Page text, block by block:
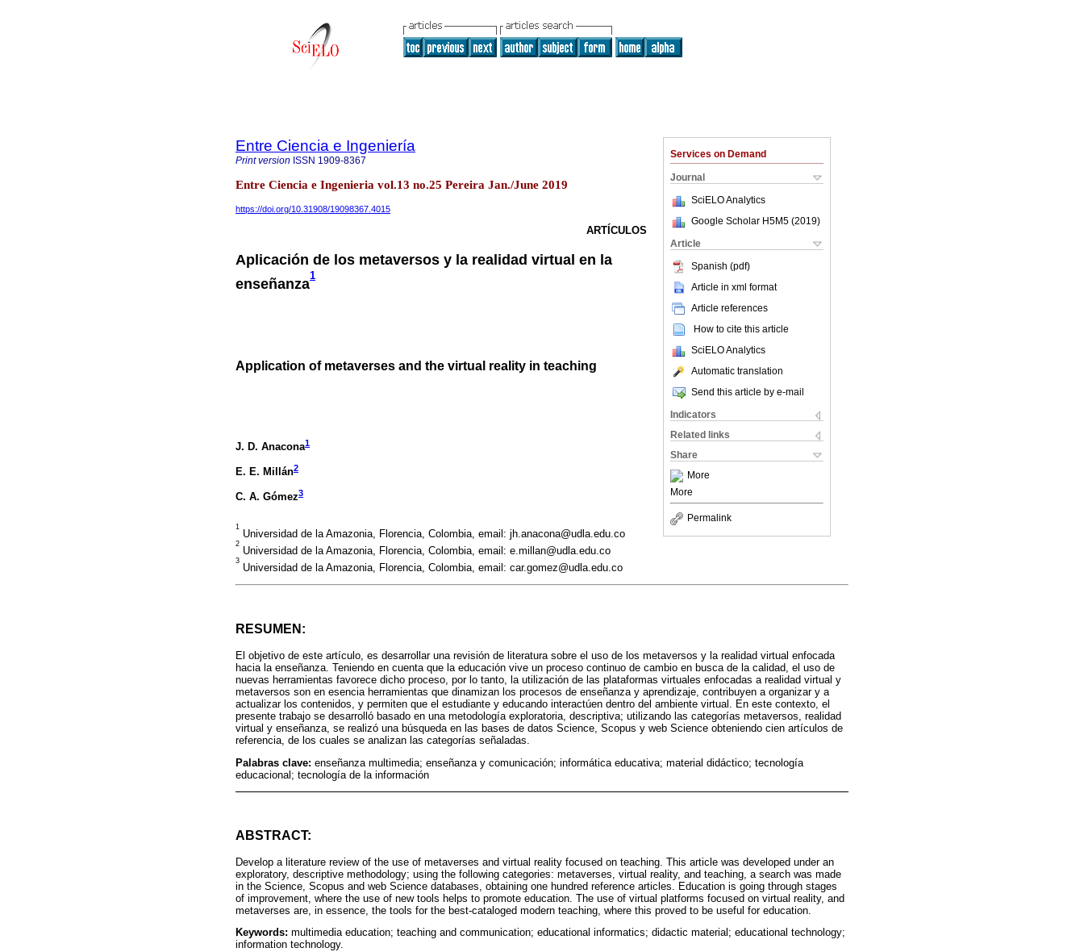
Services on Demand
Journal
SciELO Analytics
Google Scholar H5M5 (2019)
Article
Spanish (pdf)
Article in xml format
Article references
How to cite this article
SciELO Analytics
Automatic translation
Send this article by e-mail
Indicators
Related links
Share
More
More
Permalink
Entre Ciencia e Ingeniería
Print version ISSN 1909-8367
Entre Ciencia e Ingenieria vol.13 no.25 Pereira Jan./June 2019
https://doi.org/10.31908/19098367.4015
ARTÍCULOS
Aplicación de los metaversos y la realidad virtual en la
enseñanza
1
Application of metaverses and the virtual reality in teaching
J. D. Anacona1
E. E. Millán2
C. A. Gómez3
1
Universidad de la Amazonia, Florencia, Colombia, email: jh.anacona@udla.edu.co
2
Universidad de la Amazonia, Florencia, Colombia, email: e.millan@udla.edu.co
3
Universidad de la Amazonia, Florencia, Colombia, email: car.gomez@udla.edu.co
RESUMEN:
El objetivo de este artículo, es desarrollar una revisión de literatura sobre el uso de los metaversos y la realidad virtual enfocada
hacia la enseñanza. Teniendo en cuenta que la educación vive un proceso continuo de cambio en busca de la calidad, el uso de
nuevas herramientas favorece dicho proceso, por lo tanto, la utilización de las plataformas virtuales enfocadas a realidad virtual y
metaversos son en esencia herramientas que dinamizan los procesos de enseñanza y aprendizaje, contribuyen a organizar y a
actualizar los contenidos, y permiten que el estudiante y educando interactúen dentro del ambiente virtual. En este contexto, el
presente trabajo se desarrolló basado en una metodología exploratoria, descriptiva; utilizando las categorías metaversos, realidad
virtual y enseñanza, se realizó una búsqueda en las bases de datos Science, Scopus y web Science obteniendo cien artículos de
referencia, de los cuales se analizan las categorías señaladas.
Palabras clave: enseñanza multimedia; enseñanza y comunicación; informática educativa; material didáctico; tecnología
educacional; tecnología de la información
ABSTRACT:
Develop a literature review of the use of metaverses and virtual reality focused on teaching. This article was developed under an
exploratory, descriptive methodology; using the following categories: metaverses, virtual reality, and teaching, a search was made
in the Science, Scopus and web Science databases, obtaining one hundred reference articles. Education is going through stages
of improvement, where the use of new tools helps to promote education. The use of virtual platforms focused on virtual reality, and
metaverses are, in essence, the tools for the best-cataloged modern teaching, where this proved to be useful for education.
Keywords: multimedia education; teaching and communication; educational informatics; didactic material; educational technology;
information technology.